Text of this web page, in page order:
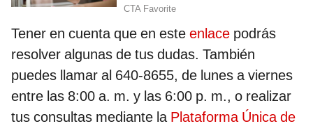
Tener en cuenta que en este enlace podrás
resolver algunas de tus dudas. También
puedes llamar al 640-8655, de lunes a viernes
entre las 8:00 a. m. y las 6:00 p. m., o realizar
tus consultas mediante la Plataforma Única de